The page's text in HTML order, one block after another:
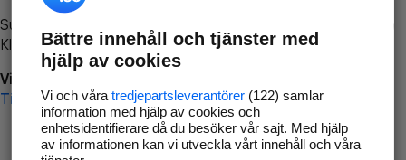
Surfa till
Klicka påTillbaka-knappen i webbläsaren och försök igen
Vi beklagar besväret!
Till startsidan
Bättre innehåll och tjänster med
hjälp av cookies
Vi och våra tredjepartsleverantörer(122) samlar
information med hjälp av cookies och
enhetsidentifierare då du besöker vår sajt. Med hjälp
av informationen kan vi utveckla vårt innehåll och våra